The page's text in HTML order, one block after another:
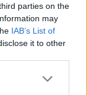
parties on the
may
IAB’s List of
it to other
more Google
0